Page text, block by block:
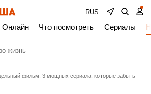
RUS
Онлайн Что посмотреть Сериалы
жизнь
фильм: 3 мощных сериала, которые забыть